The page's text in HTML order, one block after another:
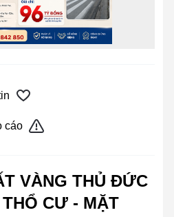
cáo
VÀNG THỦ ĐỨC
CƯ - MẶT